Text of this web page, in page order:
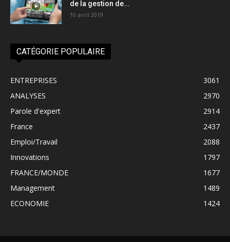
de la gestion de...
10 avril 2019
CATÉGORIE POPULAIRE
ENTREPRISES
3061
ANALYSES
2970
Parole d'expert
2914
France
2437
Emploi/Travail
2088
Innovations
1797
FRANCE/MONDE
1677
Management
1489
ECONOMIE
1424